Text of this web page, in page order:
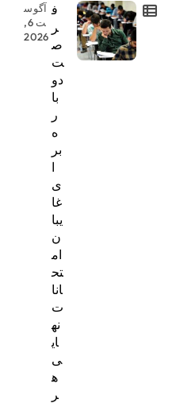
ف
ر
ص
ت
دو
با
ر
ه
بر
ا
ی
غا
یبا
ن
ام
تح
انا
ت
نه
ای
ی
ه
ر
آگوس
ت 6,
2026